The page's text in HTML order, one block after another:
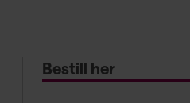
Bestill her